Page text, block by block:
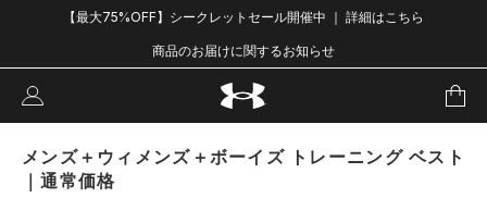
【最大75%OFF】シークレットセール開催中 ｜ 詳細はこちら
商品のお届けに関するお知らせ
メンズ＋ウィメンズ＋ボーイズ トレーニング ベスト
｜通常価格